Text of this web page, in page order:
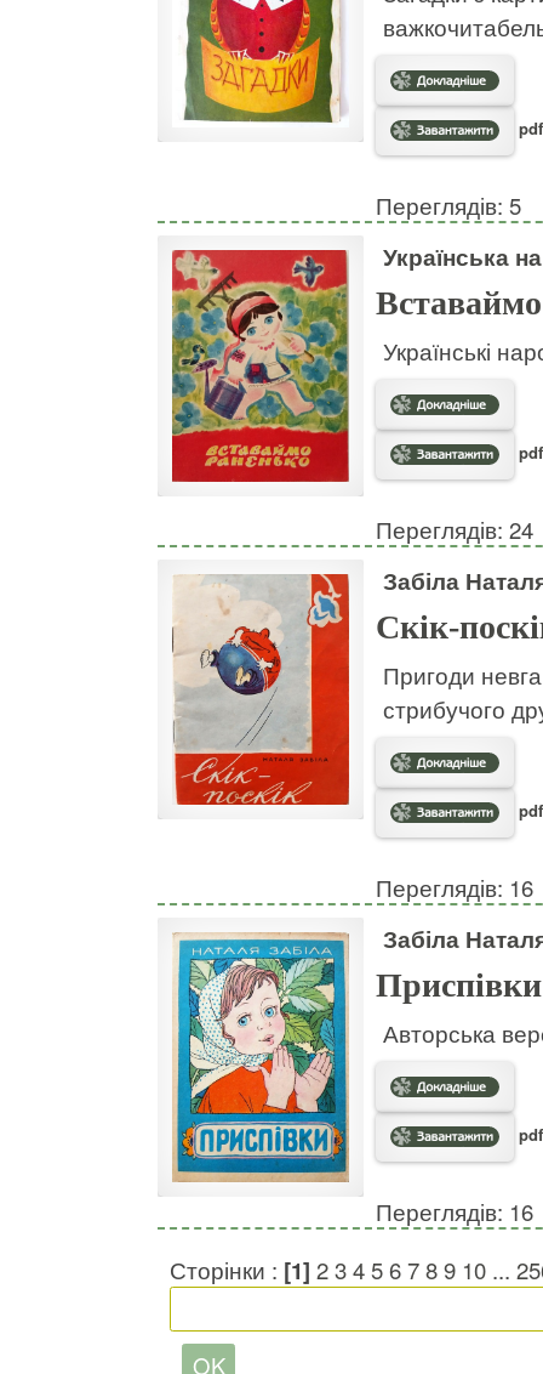
Переглядів: 5
Українська
Українські
Переглядів: 24
Забіла
Скік-
Пригоди
стрибучого
Переглядів: 16
Забіла
Приспівки
Авторська
Переглядів: 16
Сторінки : [1] 23456789 10 ...